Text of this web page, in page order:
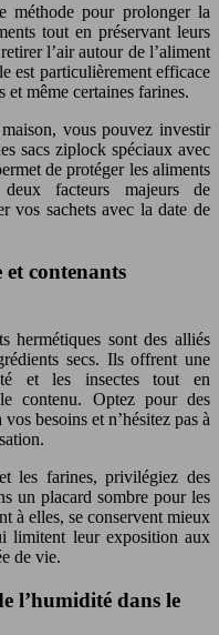
méthode pour prolonger la
tout en préservant leurs
l’air autour de l’aliment
est particulièrement efficace
et même certaines farines.
vous pouvez investir
sacs ziplock spéciaux avec
de protéger les aliments
facteurs majeurs de
vos sachets avec la date de
contenants
hermétiques sont des alliés
secs. Ils offrent une
et les insectes tout en
contenu. Optez pour des
besoins et n’hésitez pas à
les farines, privilégiez des
un placard sombre pour les
à elles, se conservent mieux
limitent leur exposition aux
de vie.
l’humidité dans le